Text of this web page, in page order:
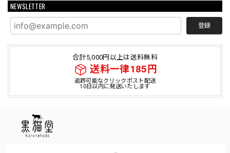
NEWSLETTER
登録
合計5,000円以上は送料無料
送料一律185円
追跡可能なクリックポスト配送
10日以内に発送いたします